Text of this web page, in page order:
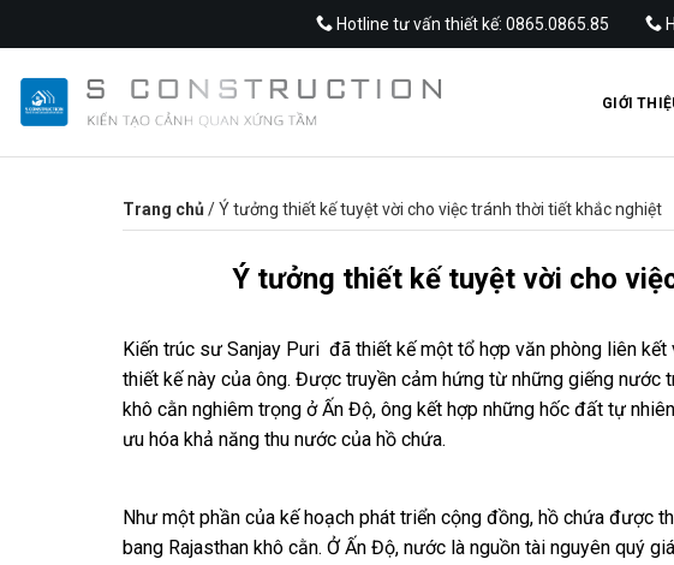
to
content
Hotline tư vấn thiết kế: 0865.0865.85
GIỚI
Trang chủ /Ý tưởng thiết kế tuyệt vời cho việc tránh thời tiết khắc nghiệt
Ý tưởng thiết kế tuyệt vời cho
Kiến trúc sư Sanjay Puri đã thiết kế một tổ hợp văn phòng liên
thiết kế này của ông. Được truyền cảm hứng từ những giếng nước
khô cằn nghiêm trọng ở Ấn Độ, ông kết hợp những hốc đất tự
ưu hóa khả năng thu nước của hồ chứa.
Như một phần của kế hoạch phát triển cộng đồng, hồ chứa được
bang Rajasthan khô cằn. Ở Ấn Độ, nước là nguồn tài nguyên quý